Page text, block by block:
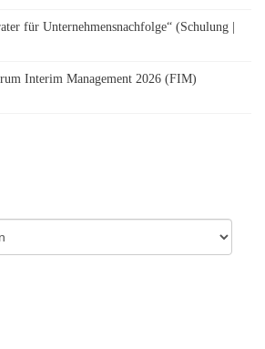
für Unternehmensnachfolge“ (Schulung |
Interim Management 2026 (FIM)